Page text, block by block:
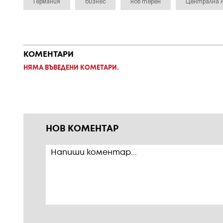
КОМЕНТАРИ
НЯМА ВЪВЕДЕНИ КОМЕТАРИ.
НОВ КОМЕНТАР